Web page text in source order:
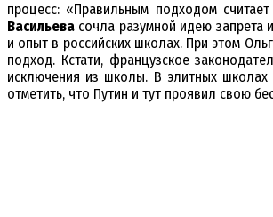
процесс: «Правильным подходом
Васильева сочла разумной идею запрета
и опыт в российских школах. При этом
подход. Кстати, французское
исключения из школы. В элитных
отметить, что Путин и тут проявил свою